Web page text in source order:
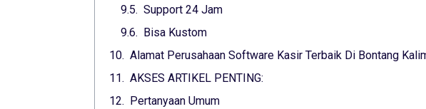
Support 24 Jam
Bisa Kustom
Alamat Perusahaan Software Kasir Terbaik Di Bontang
AKSES ARTIKEL PENTING:
Pertanyaan Umum